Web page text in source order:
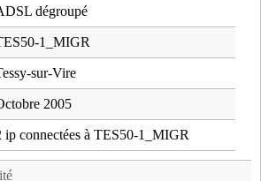
dégroupé
1_MIGR
sur-Vire
2005
ip connectées à TES50-1_MIGR